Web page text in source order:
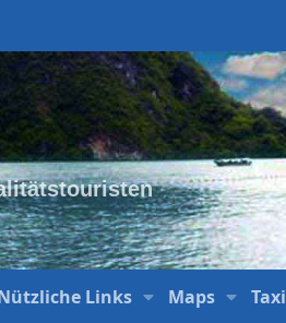
Links Maps Taxi